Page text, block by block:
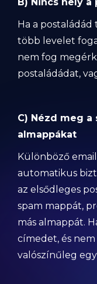
Ha a
több levelet
nem fog
postaládádat,
C) Nézd meg a
almappákat
Különböző
automatikus
az elsődleges
spam mappát,
más almappát.
címedet, és
valószínűleg